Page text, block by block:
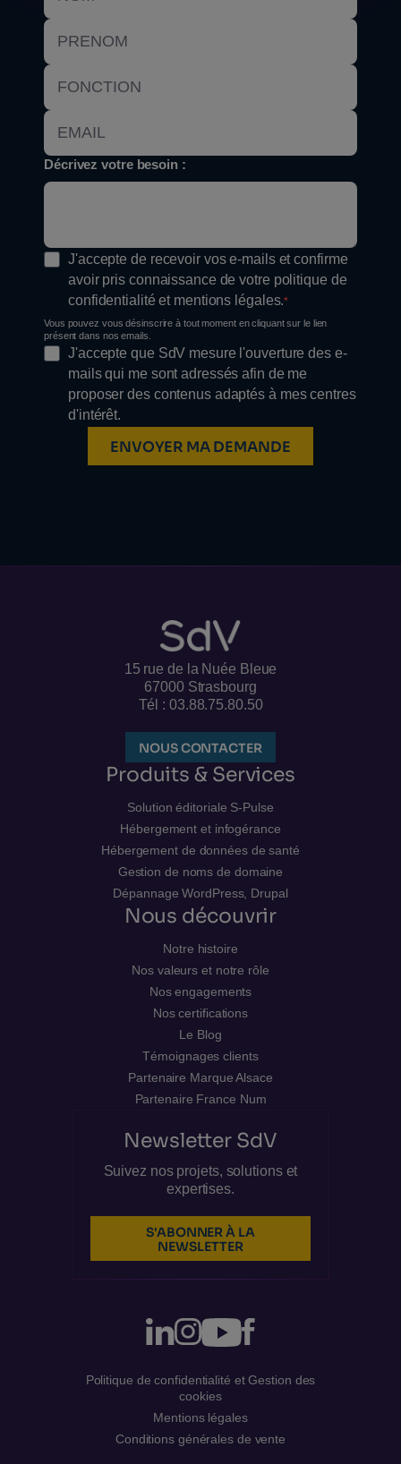
Décrivez votre besoin :
J'accepte de recevoir vos e-mails et confirme
avoir pris connaissance de votre politique de
confidentialité et mentions légales.
Vous pouvez vous désinscrire à tout moment en cliquant sur le lien
présent dans nos emails.
J'accepte que SdV mesure l'ouverture des e-
mails qui me sont adressés afin de me
proposer des contenus adaptés à mes centres
d'intérêt.
ENVOYER MA DEMANDE
15 rue de la Nuée Bleue
67000 Strasbourg
Tél : 03.88.75.80.50
NOUS CONTACTER
Produits & Services
Solution éditoriale S-Pulse
Hébergement et infogérance
Hébergement de données de santé
Gestion de noms de domaine
Dépannage WordPress, Drupal
Nous découvrir
Notre histoire
Nos valeurs et notre rôle
Nos engagements
Nos certifications
Le Blog
Témoignages clients
Partenaire Marque Alsace
Partenaire France Num
Newsletter SdV
Suivez nos projets, solutions et
expertises.
S'ABONNER À LA
NEWSLETTER
Politique de confidentialité et Gestion des
cookies
Mentions légales
Conditions générales de vente